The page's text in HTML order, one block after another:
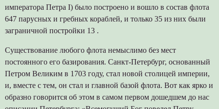
императора Петра I) было построено и вошло в состав флота
647 парусных и гребных кораблей, и только 35 из них были
заграничной постройки 13 .
Существование любого флота немыслимо без мест
постоянного его базирования. Санкт-Петербург, основанный
Петром Великим в 1703 году, стал новой столицей империи,
и, вместе с тем, он стал и главной базой флота. Вот как ярко и
образно говорится об этом в самом первом дошедшем до нас